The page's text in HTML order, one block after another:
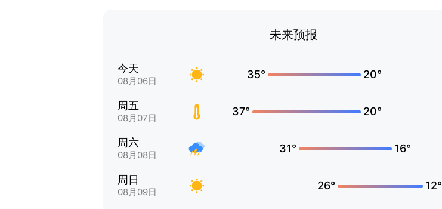
未来预报
今天
08月06日
35° 20°
周五
08月07日
37° 20°
周六
08月08日
31° 16°
周日
08月09日
26° 12°